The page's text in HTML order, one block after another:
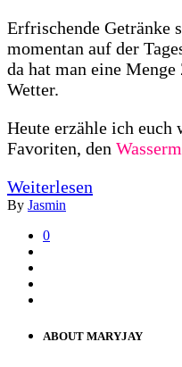
Erfrischende Getränke
momentan auf der
da hat man eine
Wetter.
Heute erzähle ich euch
Favoriten, den
Weiterlesen
By Jasmin
0
ABOUT MARYJAY